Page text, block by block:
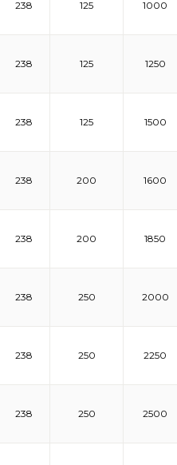
238 125 1000
238 125 1250
238 125 1500
238 200 1600
238 200 1850
238 250 2000
238 250 2250
238 250 2500